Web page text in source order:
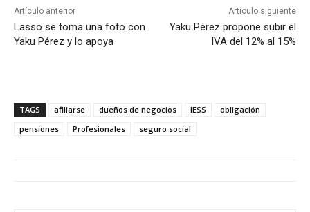
Artículo anterior
Lasso se toma una foto con
Yaku Pérez y lo apoya
Artículo siguiente
Yaku Pérez propone subir el
IVA del 12% al 15%
TAGS afiliarse dueños de negocios IESS
obligación
pensiones
Profesionales seguro social